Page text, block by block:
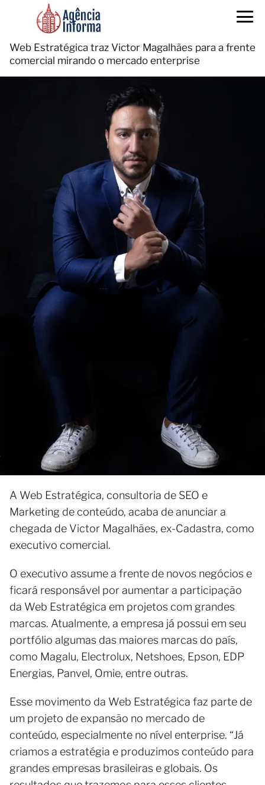
Web Estratégica traz Victor Magalhães para a frente
comercial mirando o mercado enterprise
A Web Estratégica, consultoria de SEO e
Marketing de conteúdo, acaba de anunciar a
chegada de Victor Magalhães, ex-Cadastra, como
executivo comercial.
O executivo assume a frente de novos negócios e
ficará responsável por aumentar a participação
da Web Estratégica em projetos com grandes
marcas. Atualmente, a empresa já possui em seu
portfólio algumas das maiores marcas do país,
como Magalu, Electrolux, Netshoes, Epson, EDP
Energias, Panvel, Omie, entre outras.
Esse movimento da Web Estratégica faz parte de
um projeto de expansão no mercado de
conteúdo, especialmente no nível enterprise. “Já
criamos a estratégia e produzimos conteúdo para
grandes empresas brasileiras e globais. Os